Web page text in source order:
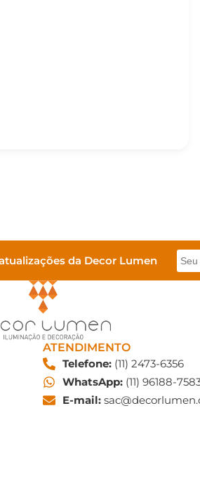
da Decor Lumen
ATENDIMENTO
Telefone:(11) 2473-6356
WhatsApp:(11) 96188-
E-mail: